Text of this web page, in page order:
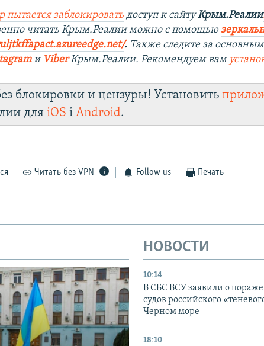
пытается заблокировать доступ к сайтуКрым.Реалии
читать Крым.Реалии можно с помощью
. Также следите за
и ViberКрым.Реалии. Рекомендуем вам
блокировки и цензуры! Установить
дляiOS іAndroid.
Читать без VPN Follow us Печать
НОВОСТИ
10:14
В СБС ВСУ заявили о
судов российского
Черном море
18:10